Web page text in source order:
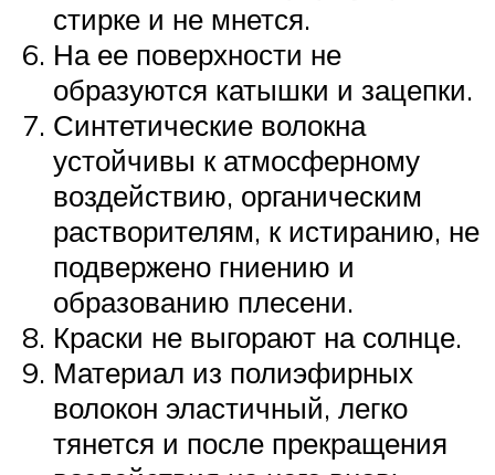
стирке и не мнется.
На ее поверхности не
образуются катышки и зацепки.
Синтетические волокна
устойчивы к атмосферному
воздействию, органическим
растворителям, к истиранию, не
подвержено гниению и
образованию плесени.
Краски не выгорают на солнце.
Материал из полиэфирных
волокон эластичный, легко
тянется и после прекращения